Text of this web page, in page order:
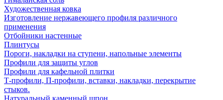
Художественная ковка
Изготовление нержавеющего профиля различного
применения
Отбойники настенные
Плинтусы
Пороги, накладки на ступени, напольные элементы
Профили для защиты углов
Профили для кафельной плитки
Т-профили, П-профили, вставки, накладки, перекрытие
стыков.
Натуральный каменный шпон